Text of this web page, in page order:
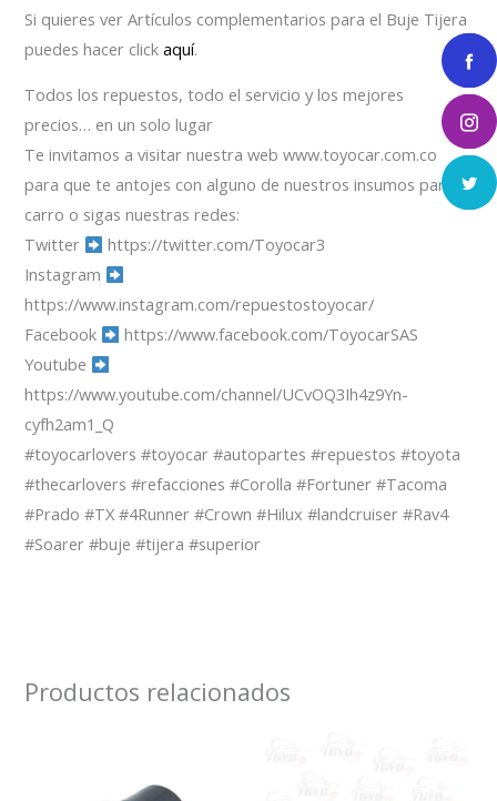
Si quieres ver Artículos complementarios para el Buje Tijera
puedes hacer clickaquí.
Todos los repuestos, todo el servicio y los mejores
precios… en un solo lugar
Te invitamos a visitar nuestra web www.toyocar.com.co
para que te antojes con alguno de nuestros insumos para el
carro o sigas nuestras redes:
Twitter
https://twitter.com/Toyocar3
Instagram
https://www.instagram.com/repuestostoyocar/
Facebook
https://www.facebook.com/ToyocarSAS
Youtube
https://www.youtube.com/channel/UCvOQ3Ih4z9Yn-
cyfh2am1_Q
#toyocarlovers #toyocar #autopartes #repuestos #toyota
#thecarlovers #refacciones #Corolla #Fortuner #Tacoma
#Prado #TX #4Runner #Crown #Hilux #landcruiser #Rav4
#Soarer #buje #tijera #superior
Productos relacionados